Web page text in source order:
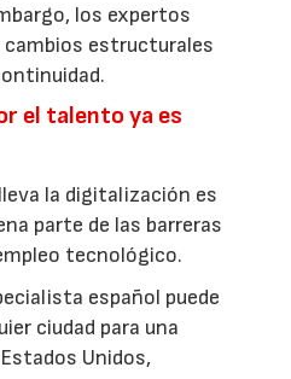
los expertos
cambios estructurales
el talento ya es
la digitalización es
parte de las barreras
tecnológico.
español puede
ciudad para una
Unidos,